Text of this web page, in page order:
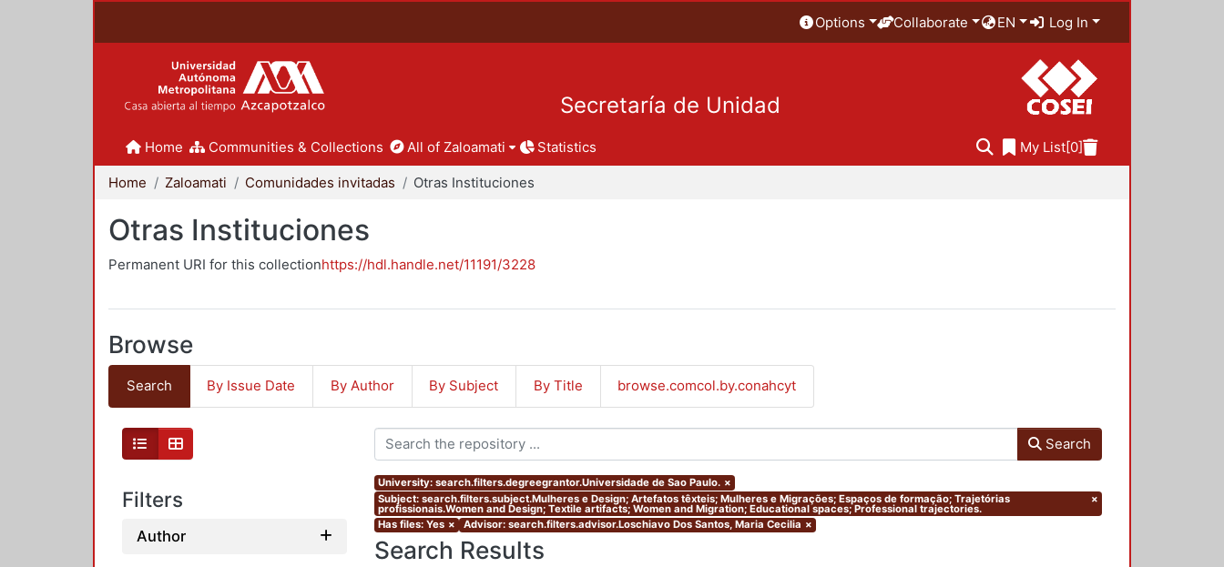
Options Collaborate EN Log In
Secretaría de Unidad
Home Communities & Collections All of Zaloamati Statistics My List[0]
Home Zaloamati Comunidades invitadas Otras Instituciones
Otras Instituciones
Permanent URI for this collectionhttps://hdl.handle.net/11191/3228
Browse
Search By Issue Date By Author By Subject By Title browse.comcol.by.conahcyt
Filters
Author
Search
University: search.filters.degreegrantor.Universidade de Sao Paulo. ×
Subject: search.filters.subject.Mulheres e Design; Artefatos têxteis; Mulheres e Migrações; Espaços de formação; Trajetórias
profissionais.Women and Design; Textile artifacts; Women and Migration; Educational spaces; Professional trajectories.
×
Has files: Yes × Advisor: search.filters.advisor.Loschiavo Dos Santos, Maria Cecilia ×
Search Results